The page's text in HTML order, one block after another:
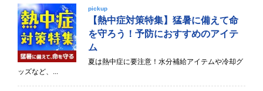
pickup
【熱中症対策特集】猛暑に備えて命
を守ろう！予防におすすめのアイテ
ム
夏は熱中症に要注意！水分補給アイテムや冷却グ
ッズなど、...